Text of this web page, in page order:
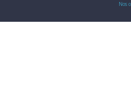
Nos